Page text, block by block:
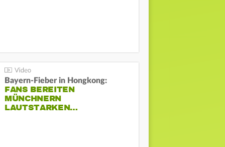
Bayern-Fieber in Hongkong:
FANS BEREITEN
MÜNCHNERN
LAUTSTARKEN…